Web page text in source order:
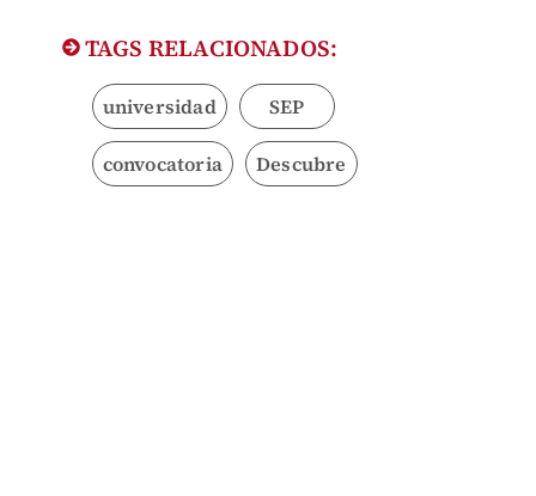
TAGS RELACIONADOS:
universidad SEP
convocatoria Descubre